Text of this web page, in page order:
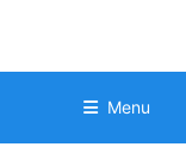
Menu